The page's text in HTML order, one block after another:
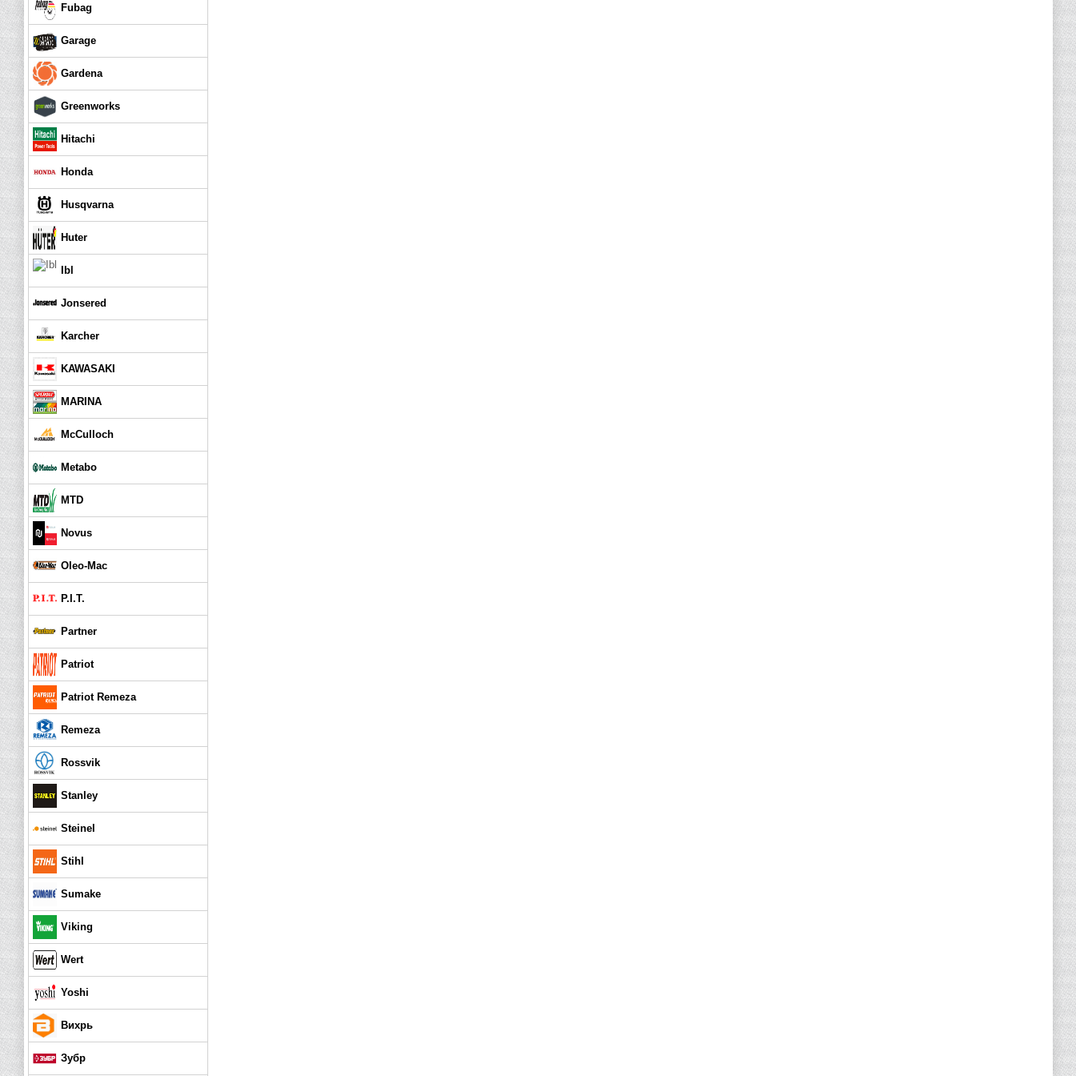
Fubag
Garage
Gardena
Greenworks
Hitachi
Honda
Husqvarna
Huter
Ibl
Jonsered
Karcher
KAWASAKI
MARINA
McCulloch
Metabo
MTD
Novus
Oleo-Mac
P.I.T.
Partner
Patriot
Patriot Remeza
Remeza
Rossvik
Stanley
Steinel
Stihl
Sumake
Viking
Wert
Yoshi
Вихрь
Зубр